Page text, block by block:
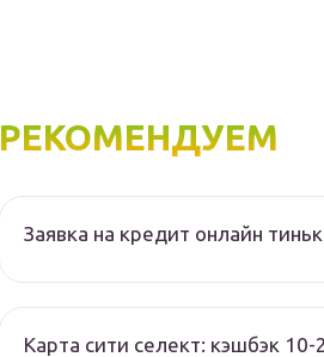
РЕКОМЕНДУЕМ
Заявка на кредит онлайн
Карта сити селект: кэшбэк 10-